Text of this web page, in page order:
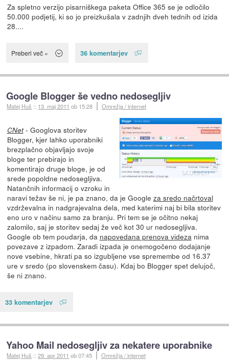
Za spletno verzijo pisarniškega paketa Office 365 se je odločilo
50.000 podjetij, ki so jo preizkušala v zadnjih dveh tednih od izida
28....
Preberi več » 36 komentarjev
Google Blogger še vedno nedosegljiv
Matej Huš :: 13. maj 2011 ob 15:28 Omrežja / internet
CNet- Googlova storitev
Blogger, kjer lahko uporabniki
brezplačno objavljajo svoje
bloge ter prebirajo in
komentirajo druge bloge, je od
srede popoldne nedosegljiva.
Natančnih informacij o vzroku in
naravi težav še ni, je pa znano, da je Google za sredo načrtoval
vzdrževalna in nadgrajevalna dela, med katerimi naj bi bila storitev
eno uro v načinu samo za branju. Pri tem se je očitno nekaj
zalomilo, saj je storitev sedaj že več kot 30 ur nedosegljiva.
Google ob tem poudarja, da napovedana prenova videza nima
povezave z izpadom. Zaradi izpada je onemogočeno dodajanje
nove vsebine, hkrati pa so izgubljene vse spremembe od 16.37
ure v sredo (po slovenskem času). Kdaj bo Blogger spet delujoč,
še ni znano.
33 komentarjev
Yahoo Mail nedosegljiv za nekatere uporabnike
Matej Huš ::29. apr 2011 ob 07:45 Omrežja / internet